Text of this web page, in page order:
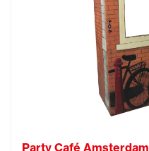
Party Café Amsterdam